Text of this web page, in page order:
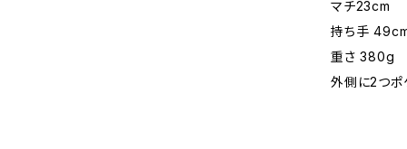
マチ23cm
持ち手
重さ 380g
外側に2つポ